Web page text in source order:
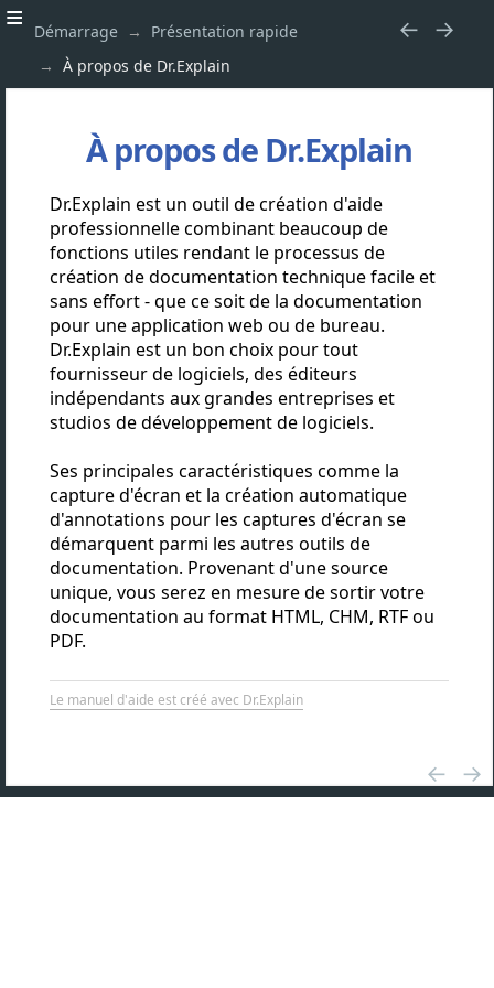
Démarrage
Présentation rapide
À propos de Dr.Explain
À propos de Dr.Explain
Dr.Explain est un outil de création d'aide
professionnelle combinant beaucoup de
fonctions utiles rendant le processus de
création de documentation technique facile et
sans effort - que ce soit de la documentation
pour une application web ou de bureau.
Dr.Explain est un bon choix pour tout
fournisseur de logiciels, des éditeurs
indépendants aux grandes entreprises et
studios de développement de logiciels.
Ses principales caractéristiques comme la
capture d'écran et la création automatique
d'annotations pour les captures d'écran se
démarquent parmi les autres outils de
documentation. Provenant d'une source
unique, vous serez en mesure de sortir votre
documentation au format HTML, CHM, RTF ou
PDF.
Le manuel d'aide est créé avec Dr.Explain